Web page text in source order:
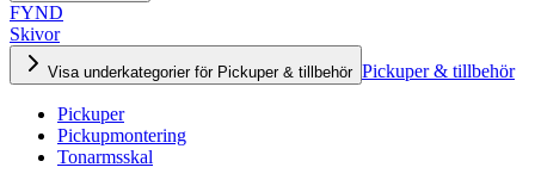
FYND
Skivor
Visa underkategorier för Pickuper & tillbehör Pickuper & tillbehör
Pickuper
Pickupmontering
Tonarmsskal